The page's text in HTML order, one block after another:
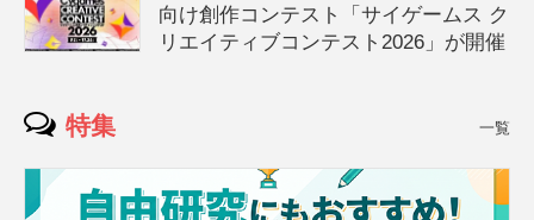
向け創作コンテスト「サイゲームス ク
リエイティブコンテスト2026」が開催
特集 一覧